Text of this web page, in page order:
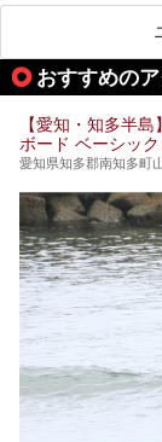
ム
名
行
ぜひ
て
おすすめの
【愛知・知多半
ボード ベーシック
愛知県知多郡南知多町